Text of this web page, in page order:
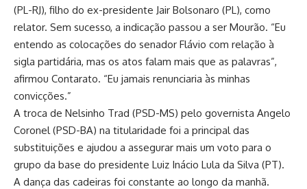
(PL-RJ), filho do ex-presidente Jair Bolsonaro (PL), como
relator. Sem sucesso, a indicação passou a ser Mourão. “Eu
entendo as colocações do senador Flávio com relação à
sigla partidária, mas os atos falam mais que as palavras”,
afirmou Contarato. “Eu jamais renunciaria às minhas
convicções.”
A troca de Nelsinho Trad (PSD-MS) pelo governista Angelo
Coronel (PSD-BA) na titularidade foi a principal das
substituições e ajudou a assegurar mais um voto para o
grupo da base do presidente Luiz Inácio Lula da Silva (PT).
A dança das cadeiras foi constante ao longo da manhã.